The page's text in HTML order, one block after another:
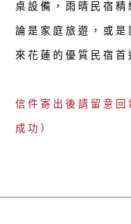
桌設備，雨晴民宿
論是家庭旅遊，或
來花蓮的優質民宿首
信件寄出後請留意
成功）